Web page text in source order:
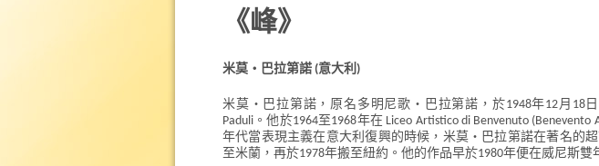
《峰》
米莫‧巴拉第諾 (意大利)
米莫‧巴拉第諾，原名多明尼歌‧巴拉第諾，於1948年12月18
Paduli。他於1964至1968年在 Liceo Artistico di Benvenuto
年代當表現主義在意大利復興的時候，米莫‧巴拉第諾在著名的超
至米蘭，再於1978年搬至紐約。他的作品早於1980年便在威尼斯